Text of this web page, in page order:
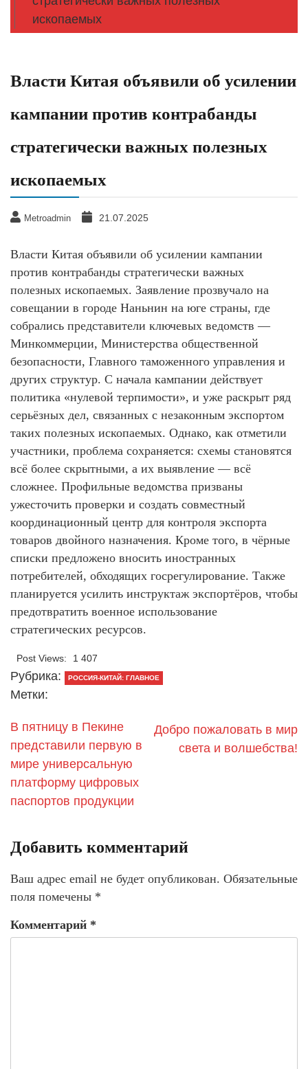
ископаемых
Власти Китая объявили об усилении
кампании против контрабанды
стратегически важных полезных
ископаемых
Metroadmin 21.07.2025
Власти Китая объявили об усилении кампании
против контрабанды стратегически важных
полезных ископаемых. Заявление прозвучало на
совещании в городе Наньнин на юге страны, где
собрались представители ключевых ведомств —
Минкоммерции, Министерства общественной
безопасности, Главного таможенного управления и
других структур. С начала кампании действует
политика «нулевой терпимости», и уже раскрыт ряд
серьёзных дел, связанных с незаконным экспортом
таких полезных ископаемых. Однако, как отметили
участники, проблема сохраняется: схемы становятся
всё более скрытными, а их выявление — всё
сложнее. Профильные ведомства призваны
ужесточить проверки и создать совместный
координационный центр для контроля экспорта
товаров двойного назначения. Кроме того, в чёрные
списки предложено вносить иностранных
потребителей, обходящих госрегулирование. Также
планируется усилить инструктаж экспортёров, чтобы
предотвратить военное использование
стратегических ресурсов.
Post Views: 1 407
Рубрика: РОССИЯ-КИТАЙ: ГЛАВНОЕ
Метки:
В пятницу в Пекине
представили первую в
мире универсальную
платформу цифровых
паспортов продукции
Добро пожаловать в мир
света и волшебства!
Добавить комментарий
Ваш адрес email не будет опубликован. Обязательные
поля помечены *
Комментарий *